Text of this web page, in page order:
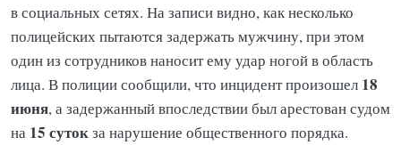
в социальных сетях. На записи видно, как несколько
полицейских пытаются задержать мужчину, при этом
один из сотрудников наносит ему удар ногой в область
лица. В полиции сообщили, что инцидент произошел 18
июня, а задержанный впоследствии был арестован судом
на 15 сутокза нарушение общественного порядка.